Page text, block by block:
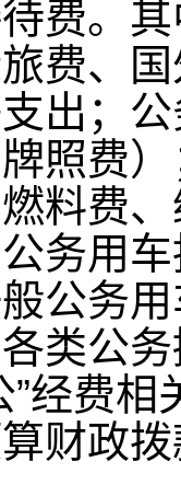
费。
旅费、
出；
照费
料费
务用
公务
类公
”经费
财政